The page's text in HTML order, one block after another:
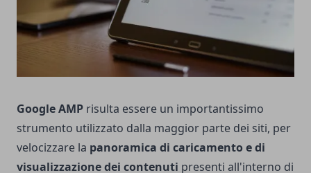
Google AMP risulta essere un importantissimo
strumento utilizzato dalla maggior parte dei siti, per
velocizzare la panoramica di caricamento e di
visualizzazione dei contenuti presenti all'interno di